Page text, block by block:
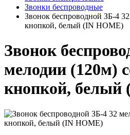
Звонки беспроводные
Звонок беспроводной ЗБ-4
кнопкой, белый (IN HOME)
Звонок
мелодии (120м)
кнопкой, белый